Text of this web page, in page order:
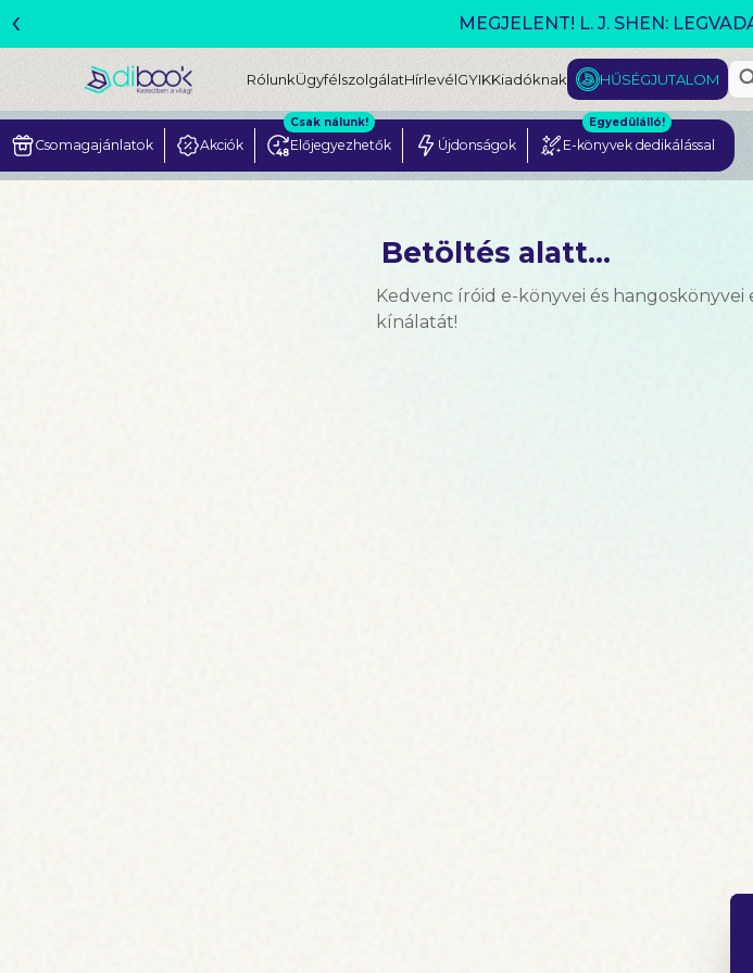
VÁLTOZÓ
‹
RólunkÜgyfélszolgálatHírlevélGYIKKiadóknak HŰSÉGJUTALOM
Csomagajánlatok Akciók Előjegyezhetők
Csak nálunk!
Újdonságok E-könyvek dedikálással
Egyedülálló!
Betöltés alatt...
Kedvenc íróid e-könyvei és
kínálatát!